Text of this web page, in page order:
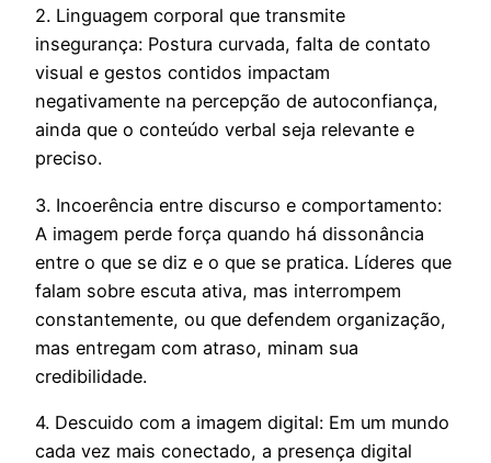
2. Linguagem corporal que transmite
insegurança: Postura curvada, falta de contato
visual e gestos contidos impactam
negativamente na percepção de autoconfiança,
ainda que o conteúdo verbal seja relevante e
preciso.
3. Incoerência entre discurso e comportamento:
A imagem perde força quando há dissonância
entre o que se diz e o que se pratica. Líderes que
falam sobre escuta ativa, mas interrompem
constantemente, ou que defendem organização,
mas entregam com atraso, minam sua
credibilidade.
4. Descuido com a imagem digital: Em um mundo
cada vez mais conectado, a presença digital